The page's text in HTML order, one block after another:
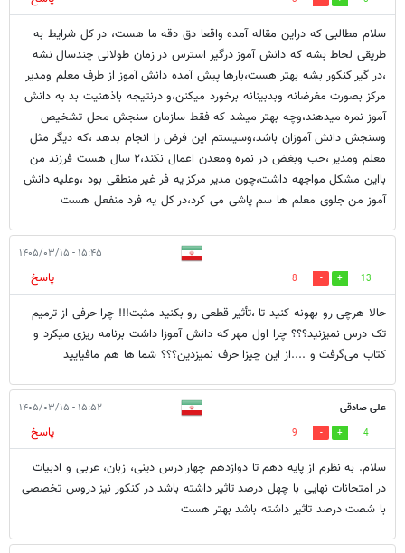
سلام مطالبی که دراین مقاله آمده واقعا دق دقه ما هست، در کل شرایط به
طریقی لحاط بشه که دانش آموز درگیر استرس در زمان طولانی چندسال نشه
،در گیر کنکور بشه بهتر هست،بارها پیش آمده دانش آموز از طرف معلم ومدیر
مرکز بصورت مغرضانه وبدبینانه برخورد میکنن،و درنتیجه باذهنیت بد به دانش
آموز نمره میدهند،وچه بهتر میشد که فقط سازمان سنجش محل تشخیص
وسنجش دانش آموزان باشد،وسیستم این فرض را انجام بدهد ،که دیگر مثل
معلم ومدیر ،حب وبغض در نمره ومعدن اعمال نکند،۲ سال هست فرزند من
بااین مشکل مواجهه داشت،چون مدیر مرکز یه فر غیر منطقی بود ،وعلیه دانش
آموز من جلوی معلم ها سم پاشی می کرد،در کل یه فرد منفعل هست
۱۵:۴۵ - ۱۴۰۵/۰۳/۱۵
13
8
پاسخ
حالا هرچی رو بهونه کنید تا ،تأثیر قطعی رو بکنید مثبت!!! چرا حرفی از ترمیم
تک درس نمیزنید؟؟؟ چرا اول مهر که دانش آموزا داشت برنامه ریزی میکرد و
کتاب می‌گرفت و ....از این چیزا حرف نمیزدین؟؟؟ شما ها هم مافیایید
علی صادقی ۱۵:۵۲ - ۱۴۰۵/۰۳/۱۵
4
9
پاسخ
سلام. به نظرم از پایه دهم تا دوازدهم چهار درس دینی، زبان، عربی و ادبیات
در امتحانات نهایی با چهل درصد تاثیر داشته باشد در کنکور نیز دروس تخصصی
با شصت درصد تاثیر داشته باشد بهتر هست